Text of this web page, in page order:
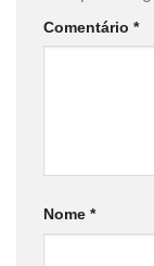
Comentário *
Nome *